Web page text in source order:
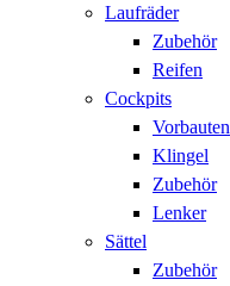
Laufräder
Zubehör
Reifen
Cockpits
Vorbauten
Klingel
Zubehör
Lenker
Sättel
Zubehör